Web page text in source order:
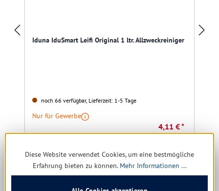
Iduna IduSmart Leifi Original 1 ltr. Allzweckreiniger
noch 66 verfügbar, Lieferzeit: 1-5 Tage
Nur für Gewerbe
4,11 € *
7,72 €(46.76% gespart)
Details
Diese Website verwendet Cookies, um eine bestmögliche
Erfahrung bieten zu können. Mehr Informationen ...